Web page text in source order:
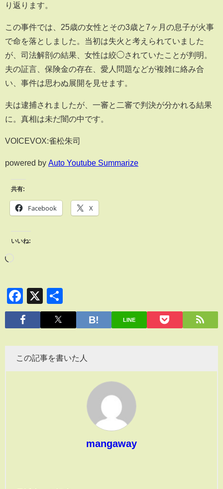
り返ります。
この事件では、25歳の女性とその3歳と7ヶ月の息子が火事
で命を落としました。当初は失火と考えられていました
が、司法解剖の結果、女性は絞◯されていたことが判明。
夫の証言、保険金の存在、愛人問題などが複雑に絡み合
い、事件は思わぬ展開を見せます。
夫は逮捕されましたが、一審と二審で判決が分かれる結果
に。真相は未だ闇の中です。
VOICEVOX:雀松朱司
powered by Auto Youtube Summarize
共有:
Facebook X
いいね:
Facebook
X
有
LINE
この記事を書いた人
mangaway